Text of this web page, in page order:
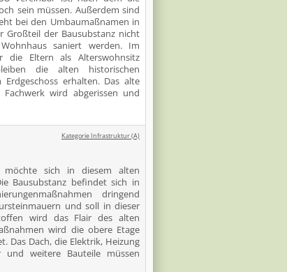
sein müssen. Außerdem sind
bei den Umbaumaßnamen in
Großteil der Bausubstanz nicht
saniert werden. Im
die Eltern als Alterswohnsitz
die alten historischen
erhalten. Das alte
wird abgerissen und
Kategorie Infrastruktur (A)
möchte sich in diesem alten
Bausubstanz befindet sich in
dringend
und soll in dieser
wird das Flair des alten
wird die obere Etage
Das Dach, die Elektrik, Heizung
und weitere Bauteile müssen